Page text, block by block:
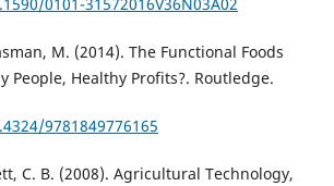
M. (2014). The Functional Foods
People, Healthy Profits?. Routledge.
9781849776165
C. B. (2008). Agricultural Technology,